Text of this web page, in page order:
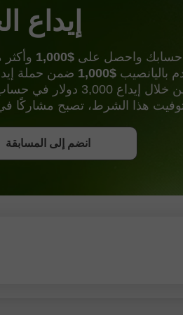
انضم إلى المسابقة
إيداع
$1,000
$1,000
احصل على فرصة للفوز من خلال إيداع
انضم إلى المسابقة
انضم إلى المسابقة